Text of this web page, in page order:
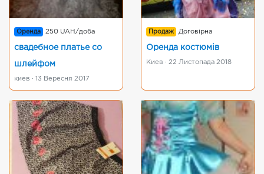
Оренда 250 UAH/доба
свадебное платье со
шлейфом
киев · 13 Вересня 2017
Продаж Договірна
Оренда костюмів
Киев · 22 Листопада 2018